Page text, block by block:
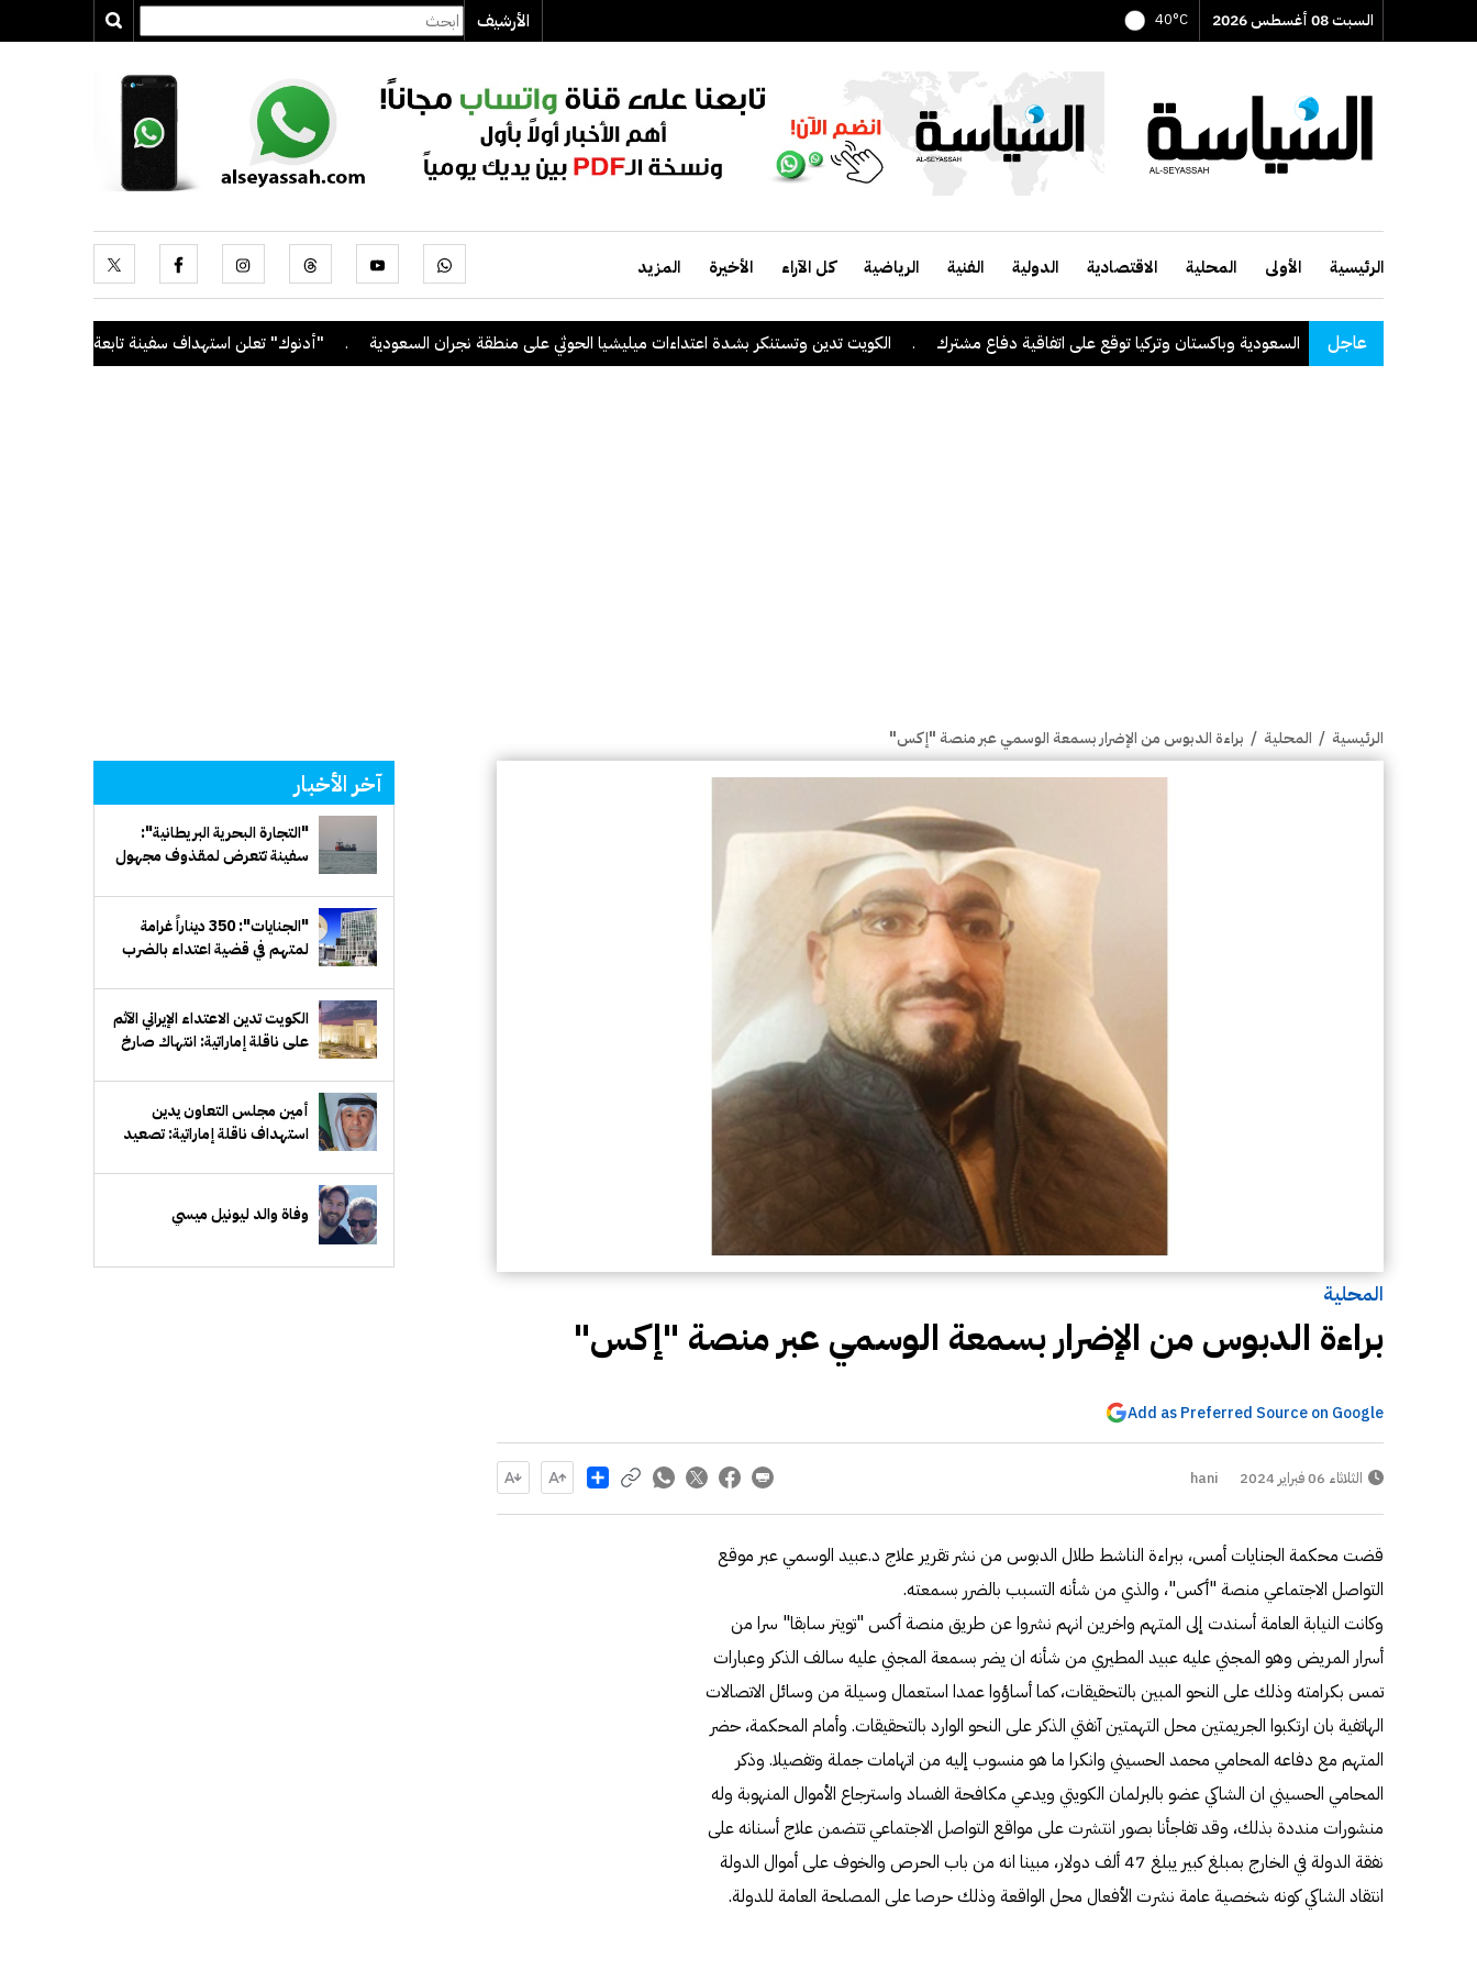
السبت 08 أغسطس 2026 40°C الأرشيف
الرئيسية الأولى المحلية الاقتصادية الدولية الفنية الرياضية كل الآراء الأخيرة المزيد
عاجلالسعودية وباكستان وتركيا توقع على اتفاقية دفاع مشترك . الكويت تدين وتستنكر بشدة اعتداءات ميليشيا الحوثي على منطقة نجران السعودية . "أدنوك" تعلن استهداف سفينة تابعة لها بصاروخ أثناء
الرئيسية / المحلية / براءة الدبوس من الإضرار بسمعة الوسمي عبر منصة "إكس"
المحلية
براءة الدبوس من الإضرار بسمعة الوسمي عبر منصة "إكس"
Add as Preferred Source on Google
الثلاثاء 06 فبراير 2024 hani
Share
قضت محكمة الجنايات أمس، ببراءة الناشط طلال الدبوس من نشر تقرير علاج د.عبيد الوسمي عبر موقع
التواصل الاجتماعي منصة "أكس"، والذي من شأنه التسبب بالضرر بسمعته.
وكانت النيابة العامة أسندت إلى المتهم واخرين انهم نشروا عن طريق منصة أكس "تويتر سابقا" سرا من
أسرار المريض وهو المجني عليه عبيد المطيري من شأنه ان يضر بسمعة المجني عليه سالف الذكر وعبارات
تمس بكرامته وذلك على النحو المبين بالتحقيقات، كما أساؤوا عمدا استعمال وسيلة من وسائل الاتصالات
الهاتفية بان ارتكبوا الجريمتين محل التهمتين آنفتي الذكر على النحو الوارد بالتحقيقات. وأمام المحكمة، حضر
المتهم مع دفاعه المحامي محمد الحسيني وانكرا ما هو منسوب إليه من اتهامات جملة وتفصيلا. وذكر
المحامي الحسيني ان الشاكي عضو بالبرلمان الكويتي ويدعي مكافحة الفساد واسترجاع الأموال المنهوبة وله
منشورات منددة بذلك، وقد تفاجأنا بصور انتشرت على مواقع التواصل الاجتماعي تتضمن علاج أسنانه على
نفقة الدولة في الخارج بمبلغ كبير يبلغ 47 ألف دولار، مبينا انه من باب الحرص والخوف على أموال الدولة
انتقاد الشاكي كونه شخصية عامة نشرت الأفعال محل الواقعة وذلك حرصا على المصلحة العامة للدولة.
آخر الأخبار
"التجارة البحرية البريطانية":
سفينة تتعرض لمقذوف مجهول
"الجنايات": 350 ديناراً غرامة
لمتهم في قضية اعتداء بالضرب
الكويت تدين الاعتداء الإيراني الآثم
على ناقلة إماراتية: انتهاك صارخ
أمين مجلس التعاون يدين
استهداف ناقلة إماراتية: تصعيد
الملاحة البحرية
وفاة والد ليونيل ميسي